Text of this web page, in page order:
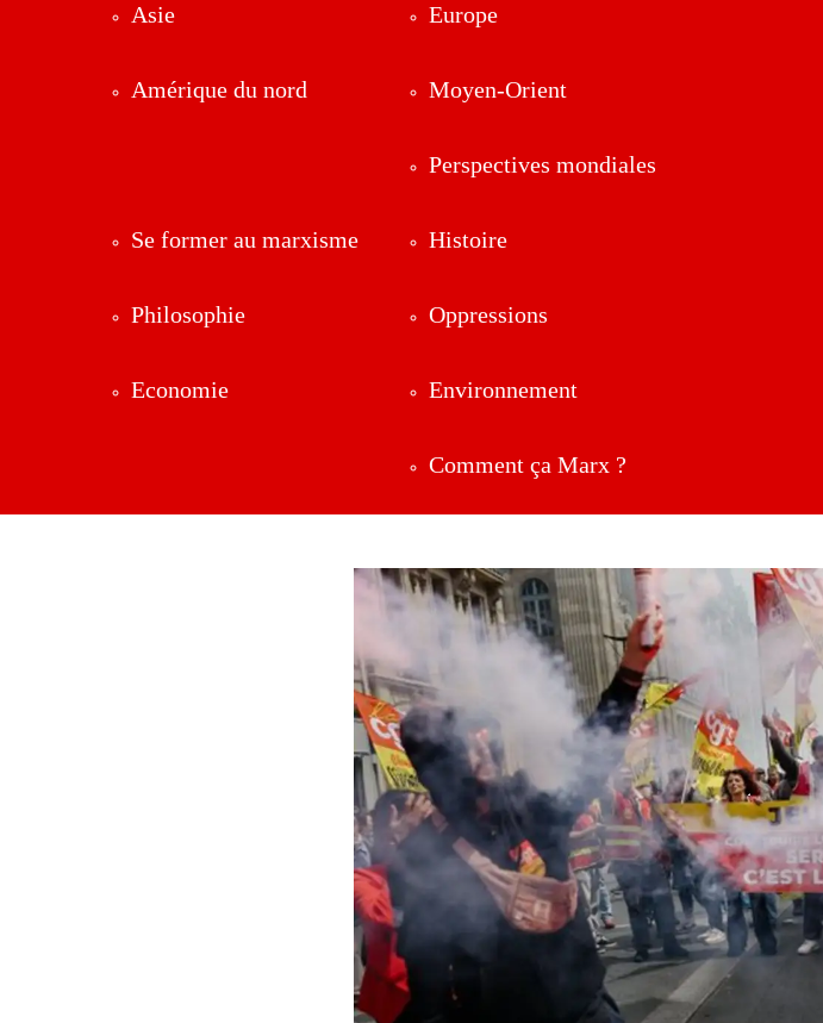
Asie
Amérique du nord
Europe
Moyen-Orient
Perspectives mondiales
Se former au marxisme
Philosophie
Economie
Histoire
Oppressions
Environnement
Comment ça Marx ?